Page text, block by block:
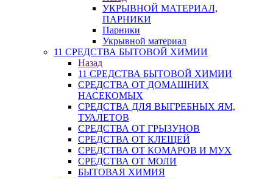
УКРЫВНОЙ МАТЕРИАЛ,
ПАРНИКИ
Парники
Укрывной материал
11 СРЕДСТВА БЫТОВОЙ ХИМИИ
Назад
11 СРЕДСТВА БЫТОВОЙ ХИМИИ
СРЕДСТВА ОТ ДОМАШНИХ
НАСЕКОМЫХ
СРЕДСТВА ДЛЯ ВЫГРЕБНЫХ ЯМ,
ТУАЛЕТОВ
СРЕДСТВА ОТ ГРЫЗУНОВ
СРЕДСТВА ОТ КЛЕЩЕЙ
СРЕДСТВА ОТ КОМАРОВ И МУХ
СРЕДСТВА ОТ МОЛИ
БЫТОВАЯ ХИМИЯ